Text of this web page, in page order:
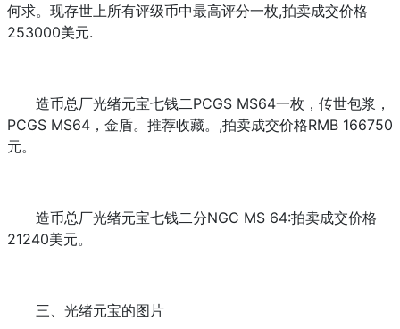
何求。现存世上所有评级币中最高评分一枚,拍卖成交价格
253000美元.
造币总厂光绪元宝七钱二PCGS MS64一枚，传世包浆，
PCGS MS64，金盾。推荐收藏。,拍卖成交价格RMB 166750
元。
造币总厂光绪元宝七钱二分NGC MS 64:拍卖成交价格
21240美元。
三、光绪元宝的图片